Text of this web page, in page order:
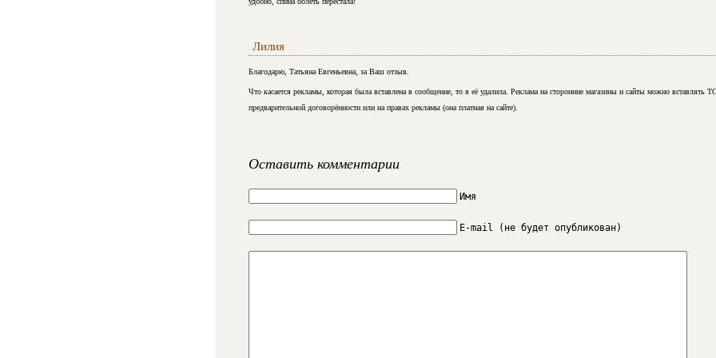
Лилия
Благодарю, Татьяна Евгеньевна, за Ваш отзыв.
Что касается рекламы, которая была вставлена в сообщение, то я её удалила. Реклама на сторонние магазины и сайты можно вставлять
предварительной договорённости или на правах рекламы (она платная на сайте).
Оставить комментарии
Имя
E-mail (не будет опубликован)